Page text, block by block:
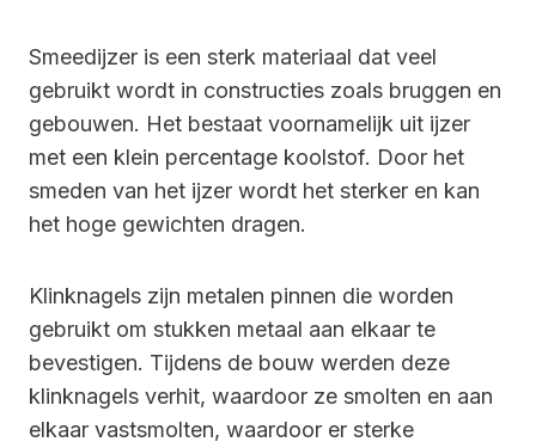
Smeedijzer is een sterk materiaal dat veel
gebruikt wordt in constructies zoals bruggen en
gebouwen. Het bestaat voornamelijk uit ijzer
met een klein percentage koolstof. Door het
smeden van het ijzer wordt het sterker en kan
het hoge gewichten dragen.
Klinknagels zijn metalen pinnen die worden
gebruikt om stukken metaal aan elkaar te
bevestigen. Tijdens de bouw werden deze
klinknagels verhit, waardoor ze smolten en aan
elkaar vastsmolten, waardoor er sterke